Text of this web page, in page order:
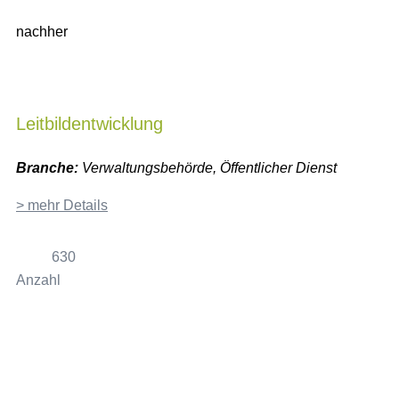
nachher
Leitbildentwicklung
Branche: Verwaltungsbehörde, Öffentlicher Dienst
> mehr Details
630
Anzahl